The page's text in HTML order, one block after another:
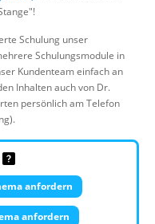
Schulung unser
Schulungsmodule in
Kundenteam einfach an
Inhalten auch von Dr.
persönlich am Telefon
anfordern
anfordern